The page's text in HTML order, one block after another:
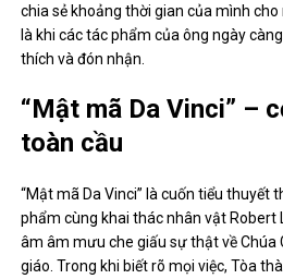
chia sẻ khoảng thời gian của mình
là khi các tác phẩm của ông ngày
thích và đón nhận.
“Mật mã Da Vinci” –
toàn cầu
“Mật mã Da Vinci” là cuốn tiểu thuyết
phẩm cùng khai thác nhân vật Robert
âm âm mưu che giấu sự thật về Chúa
giáo. Trong khi biết rõ mọi việc, Tòa